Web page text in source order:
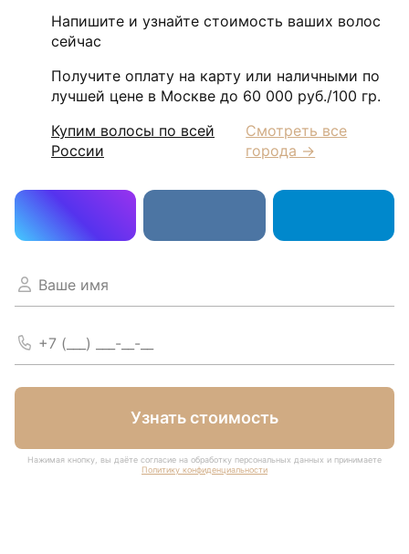
Напишите и узнайте стоимость ваших волос
сейчас
Получите оплату на карту или наличными по
лучшей цене в Москве до 60 000 руб./100 гр.
Купим волосы по всей
России
Смотреть все
города →
Узнать стоимость
Нажимая кнопку, вы даёте согласие на обработку персональных данных и принимаете
Политику конфиденциальности